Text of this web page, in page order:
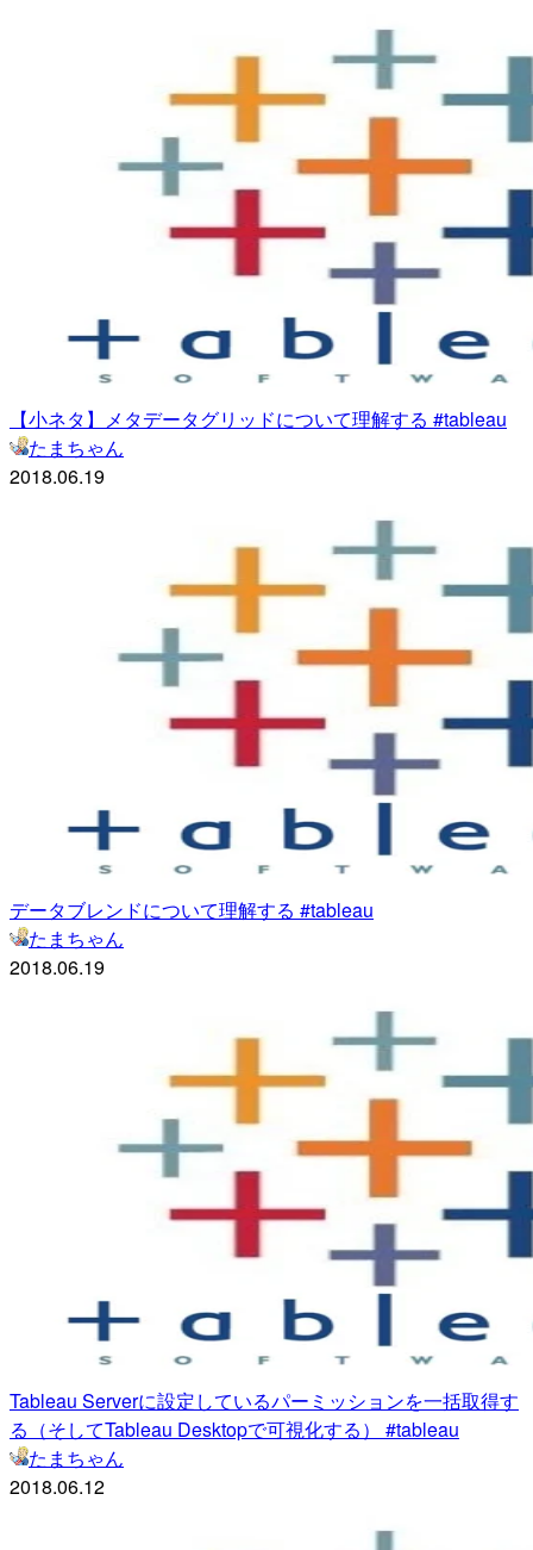
【小ネタ】メタデータグリッドについて理解する #tableau
たまちゃん
2018.06.19
データブレンドについて理解する #tableau
たまちゃん
2018.06.19
Tableau Serverに設定しているパーミッションを一括取得す
る（そしてTableau Desktopで可視化する） #tableau
たまちゃん
2018.06.12